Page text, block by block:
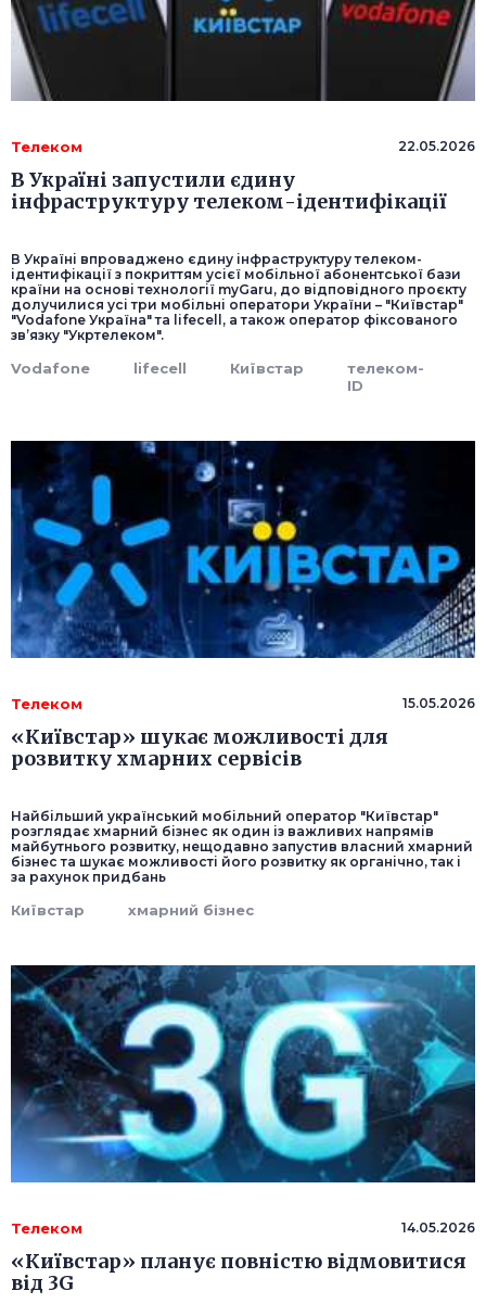
Телеком 22.05.2026
В Україні запустили єдину
інфраструктуру телеком-ідентифікації
В Україні впроваджено єдину інфраструктуру телеком-
ідентифікації з покриттям усієї мобільної абонентської бази
країни на основі технології myGaru, до відповідного проєкту
долучилися усі три мобільні оператори України – "Київстар"
"Vodafone Україна" та lifecell, а також оператор фіксованого
зв’язку "Укртелеком".
Vodafone lifecell Київстар
телеком-
ID
Телеком 15.05.2026
«Київстар» шукає можливості для
розвитку хмарних сервісів
Найбільший український мобільний оператор "Київстар"
розглядає хмарний бізнес як один із важливих напрямів
майбутнього розвитку, нещодавно запустив власний хмарний
бізнес та шукає можливості його розвитку як органічно, так і
за рахунок придбань
Київстар хмарний бізнес
Телеком 14.05.2026
«Київстар» планує повністю відмовитися
від 3G